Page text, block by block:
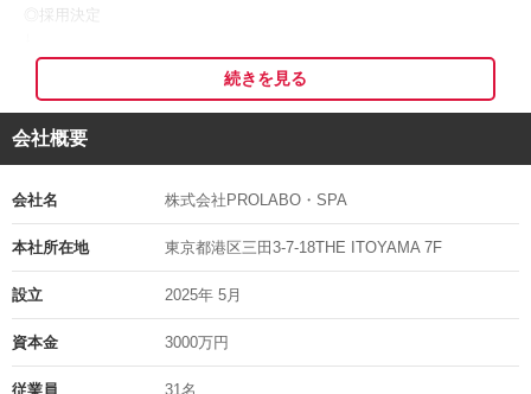
・週1日以上、1日3時間～勤務OK
・ブランクのある方も歓迎
・頑張りはインセンティブでしっかり還元
ブ制度も充実しています。
---
◆ 働きながら美容の知識も身につく ◆
痩身技術や接客だけでなく、腸活・ファスティングなどのインナービ
先輩スタッフが丁寧にサポートするため、未経験やブランクのある方
◆ エステを超えて、人生を豊かに ◆
◎採用決定
◎入社
※応募者多数の場合、書類選考を実施する可能性がございます。
※面接日等は考慮しますのでご相談ください。
※ご応募頂いた履歴書等は返却出来ません。
面接地の住所
担当の部署や氏名
続きを見る
会社概要
会社名 株式会社PROLABO・SPA
本社所在地 東京都港区三田3-7-18THE ITOYAMA 7F
設立 2025年 5月
資本金 3000万円
従業員 31名